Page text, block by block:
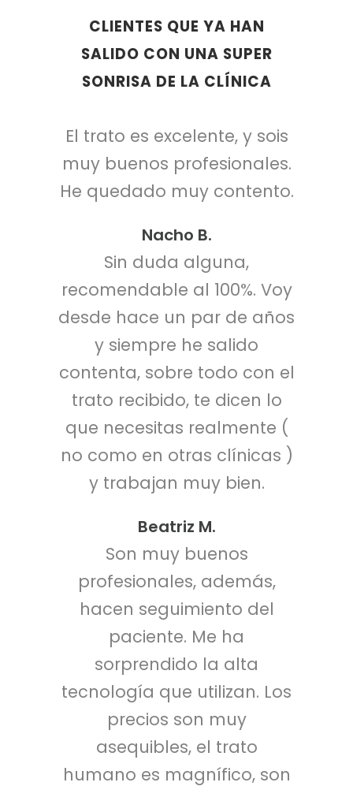
CLIENTES QUE YA HAN
SALIDO CON UNA SUPER
SONRISA DE LA CLÍNICA
El trato es excelente, y sois
muy buenos profesionales.
He quedado muy contento.
Nacho B.
Sin duda alguna,
recomendable al 100%. Voy
desde hace un par de años
y siempre he salido
contenta, sobre todo con el
trato recibido, te dicen lo
que necesitas realmente (
no como en otras clínicas )
y trabajan muy bien.
Beatriz M.
Son muy buenos
profesionales, además,
hacen seguimiento del
paciente. Me ha
sorprendido la alta
tecnología que utilizan. Los
precios son muy
asequibles, el trato
humano es magnífico, son